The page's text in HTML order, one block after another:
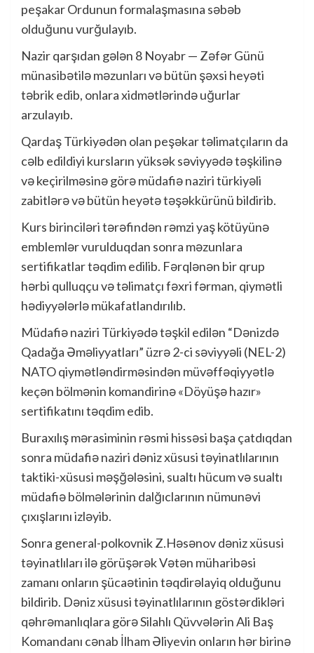
peşakar Ordunun formalaşmasına səbəb
olduğunu vurğulayıb.
Nazir qarşıdan gələn 8 Noyabr — Zəfər Günü
münasibətilə məzunları və bütün şəxsi heyəti
təbrik edib, onlara xidmətlərində uğurlar
arzulayıb.
Qardaş Türkiyədən olan peşəkar təlimatçıların da
cəlb edildiyi kursların yüksək səviyyədə təşkilinə
və keçirilməsinə görə müdafiə naziri türkiyəli
zabitlərə və bütün heyətə təşəkkürünü bildirib.
Kurs birinciləri tərəfindən rəmzi yaş kötüyünə
emblemlər vurulduqdan sonra məzunlara
sertifikatlar təqdim edilib. Fərqlənən bir qrup
hərbi qulluqçu və təlimatçı fəxri fərman, qiymətli
hədiyyələrlə mükafatlandırılıb.
Müdafiə naziri Türkiyədə təşkil edilən “Dənizdə
Qadağa Əməliyyatları” üzrə 2-ci səviyyəli (NEL-2)
NATO qiymətləndirməsindən müvəffəqiyyətlə
keçən bölmənin komandirinə «Döyüşə hazır»
sertifikatını təqdim edib.
Buraxılış mərasiminin rəsmi hissəsi başa çatdıqdan
sonra müdafiə naziri dəniz xüsusi təyinatlılarının
taktiki-xüsusi məşğələsini, sualtı hücum və sualtı
müdafiə bölmələrinin dalğıclarının nümunəvi
çıxışlarını izləyib.
Sonra general-polkovnik Z.Həsənov dəniz xüsusi
təyinatlıları ilə görüşərək Vətən müharibəsi
zamanı onların şücaətinin təqdirəlayiq olduğunu
bildirib. Dəniz xüsusi təyinatlılarının göstərdikləri
qəhrəmanlıqlara görə Silahlı Qüvvələrin Ali Baş
Komandanı cənab İlham Əliyevin onların hər birinə